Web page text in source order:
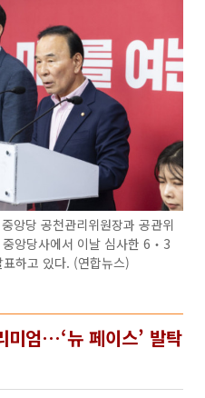
앙당 공천관리위원장과 공관위
앙당사에서 이날 심사한 6‧3
하고 있다. (연합뉴스)
미엄…‘뉴 페이스’ 발탁